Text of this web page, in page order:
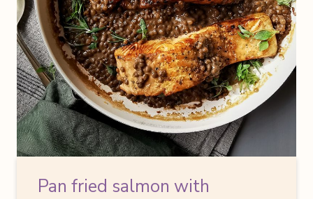
Pan fried salmon with